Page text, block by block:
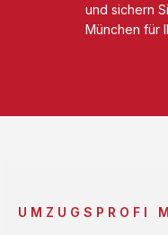
und sichern
München für
UMZUGSPROFI